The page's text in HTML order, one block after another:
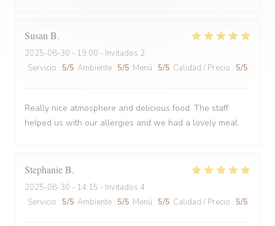
Susan B
2025-08-30 - 19:00 - Invitados 2
Servicio : 5/5 Ambiente : 5/5 Menú : 5/5 Calidad / Precio : 5/5
Really nice atmosphere and delicious food. The staff
helped us with our allergies and we had a lovely meal.
StephanieB
2025-08-30 - 14:15 - Invitados 4
Servicio : 5/5 Ambiente : 5/5 Menú : 5/5 Calidad / Precio : 5/5